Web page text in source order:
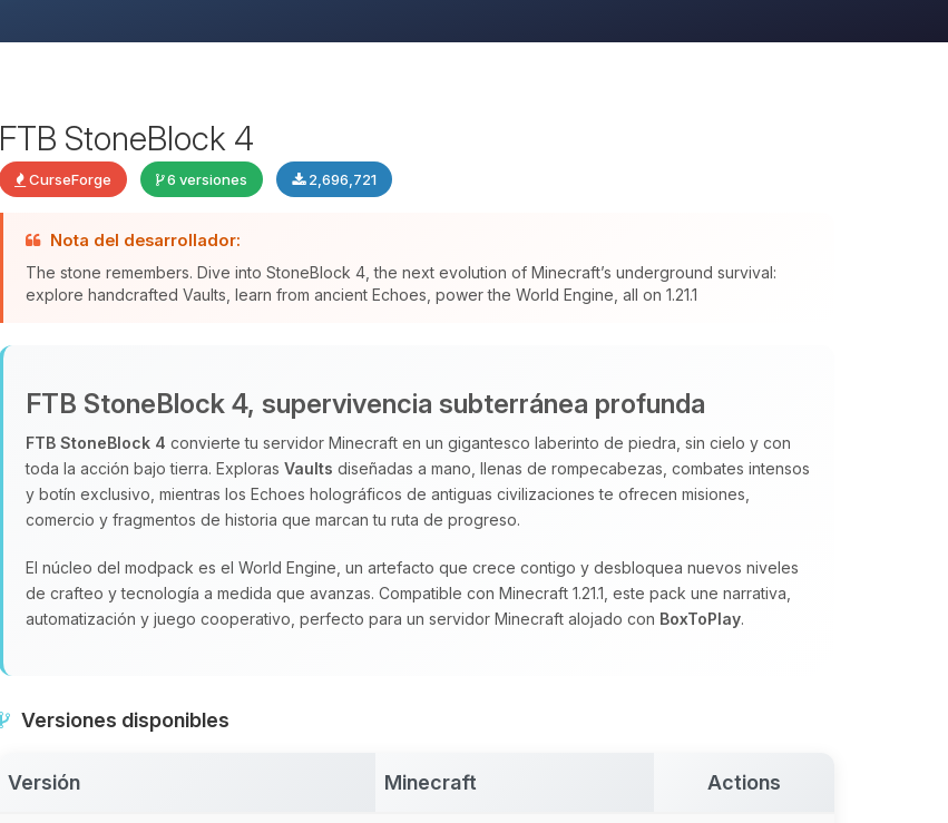
FTB StoneBlock 4
CurseForge 6 versiones 2,696,721
Nota del desarrollador:
The stone remembers. Dive into StoneBlock 4, the next evolution of Minecraft’s underground survival:
explore handcrafted Vaults, learn from ancient Echoes, power the World Engine, all on 1.21.1
FTB StoneBlock 4, supervivencia subterránea profunda
FTB StoneBlock 4 convierte tu servidor Minecraft en un gigantesco laberinto de piedra, sin cielo y con
toda la acción bajo tierra. Exploras Vaults diseñadas a mano, llenas de rompecabezas, combates intensos
y botín exclusivo, mientras los Echoes holográficos de antiguas civilizaciones te ofrecen misiones,
comercio y fragmentos de historia que marcan tu ruta de progreso.
El núcleo del modpack es el World Engine, un artefacto que crece contigo y desbloquea nuevos niveles
de crafteo y tecnología a medida que avanzas. Compatible con Minecraft 1.21.1, este pack une narrativa,
automatización y juego cooperativo, perfecto para un servidor Minecraft alojado con BoxToPlay.
Versiones disponibles
Versión Minecraft Actions